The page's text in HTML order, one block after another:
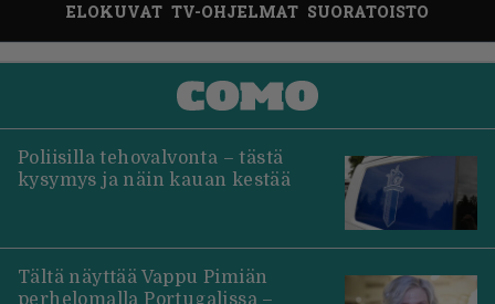
ELOKUVAT TV-OHJELMAT SUORATOISTO
Poliisilla tehovalvonta – tästä
kysymys ja näin kauan kestää
Tältä näyttää Vappu Pimiän